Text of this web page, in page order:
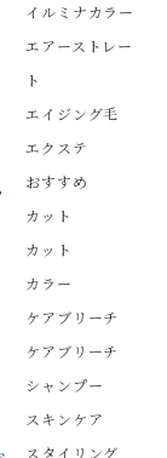
イルミナカラー
エアーストレー
ト
エイジング毛
エクステ
おすすめ
カット
カット
カラー
ケアブリーチ
ケアブリーチ
シャンプー
スキンケア
スタイリング